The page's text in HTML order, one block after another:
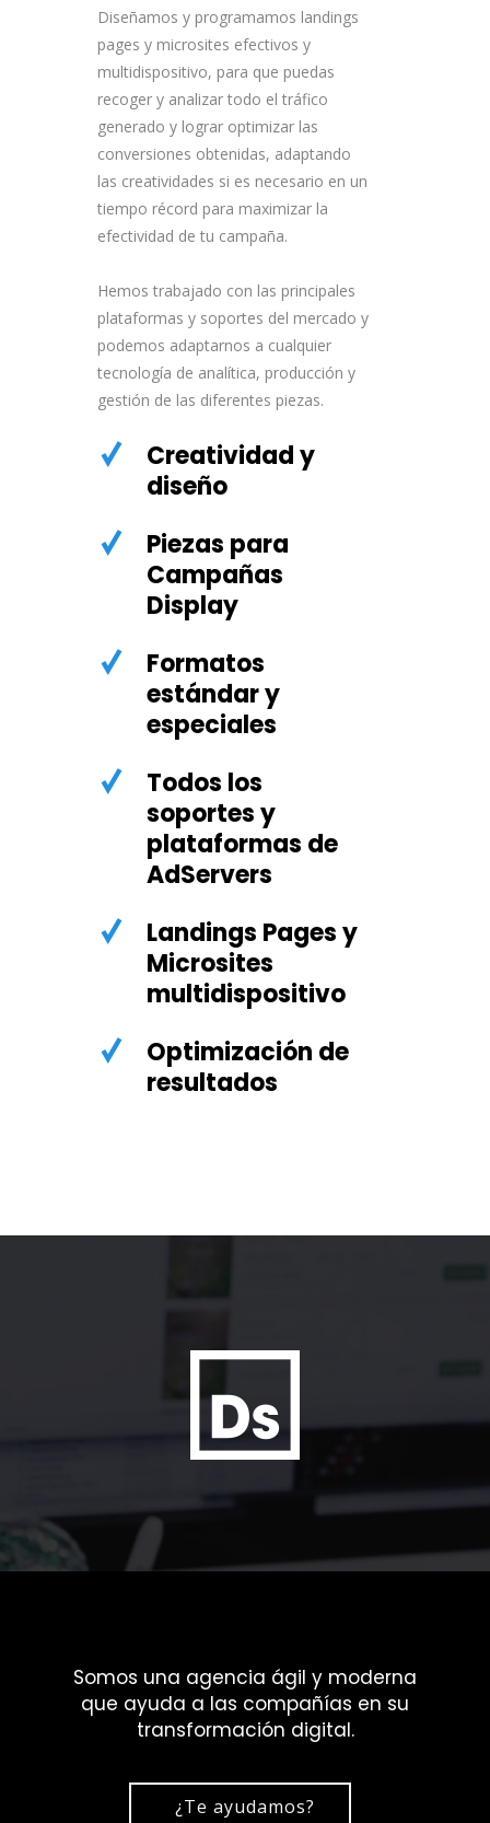
Diseñamos y programamos landings
pages y microsites efectivos y
multidispositivo, para que puedas
recoger y analizar todo el tráfico
generado y lograr optimizar las
conversiones obtenidas, adaptando
las creatividades si es necesario en un
tiempo récord para maximizar la
efectividad de tu campaña.
Hemos trabajado con las principales
plataformas y soportes del mercado y
podemos adaptarnos a cualquier
tecnología de analítica, producción y
gestión de las diferentes piezas.
Creatividad y
diseño
Piezas para
Campañas
Display
Formatos
estándar y
especiales
Todos los
soportes y
plataformas de
AdServers
Landings Pages y
Microsites
multidispositivo
Optimización de
resultados
Somos una agencia ágil y moderna
que ayuda a las compañías en su
transformación digital.
¿Te ayudamos?